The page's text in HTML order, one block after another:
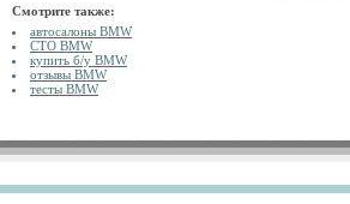
Смотрите также:
автосалоны BMW
СТО BMW
купить б/у BMW
отзывы BMW
тесты BMW